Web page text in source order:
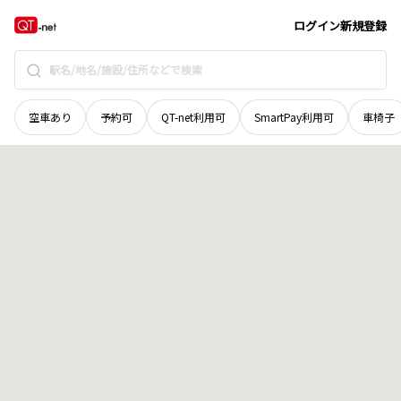
ログイン新規登録
空車あり 予約可 QT-net利用可 SmartPay利用可 車椅子
山口県